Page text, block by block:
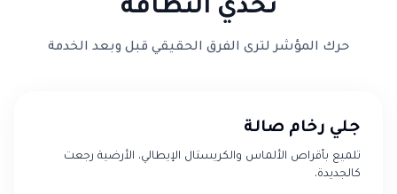
حرك المؤشر لترى الفرق الحقيقي قبل وبعد الخدمة
After
جلي رخام صالة
تلميع بأقراص الألماس والكريستال الإيطالي. الأرضية رجعت
كالجديدة.